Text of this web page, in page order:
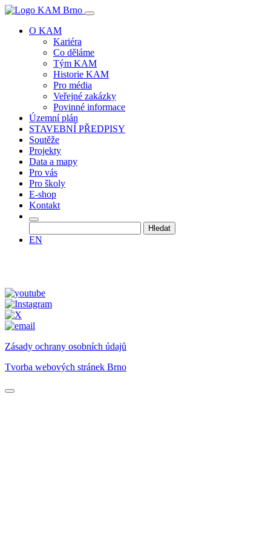
O KAM
Kariéra
Co děláme
Tým KAM
Historie KAM
Pro média
Veřejné zakázky
Povinné informace
Územní plán
STAVEBNÍ PŘEDPISY
Soutěže
Projekty
Data a mapy
Pro vás
Pro školy
E-shop
Kontakt
EN
Zásady ochrany osobních údajů
Tvorba webových stránek Brno